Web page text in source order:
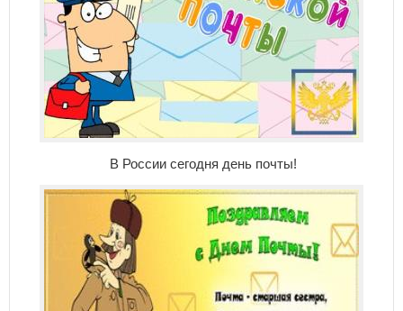
В России сегодня день почты!